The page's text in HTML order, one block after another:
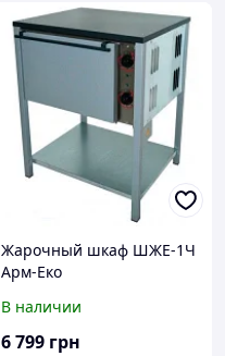
Жарочный шкаф ШЖЕ-1Ч
Арм-Еко
В наличии
6 799 грн